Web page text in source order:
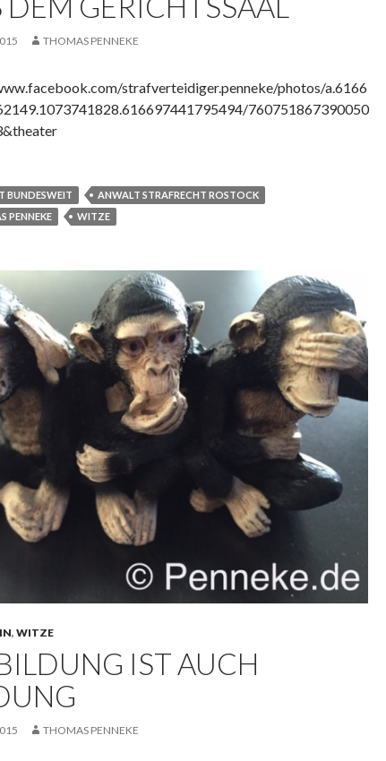
THOMAS PENNEKE
strafverteidiger.penneke/photos/a.6166
760751867390050
BUNDESWEIT
ANWALT STRAFRECHT ROSTOCK
PENNEKE
WITZE
, WITZE
IST AUCH
THOMAS PENNEKE